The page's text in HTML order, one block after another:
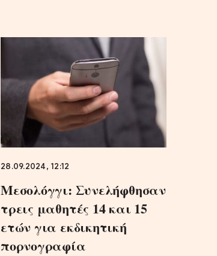
28.09.2024, 12:12
Μεσολόγγι: Συνελήφθησαν
τρεις μαθητές 14 και 15
ετών για εκδικητική
πορνογραφία